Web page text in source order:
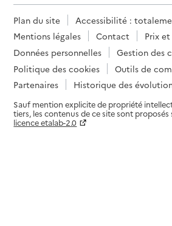
Plan du site
Accessibilité :
Mentions légales
Contact
Prix
Données personnelles
Gestion des
Politique des cookies
Outils de
Partenaires
Historique des
Sauf mention explicite de propriété
tiers, les contenus de ce site sont proposés
licence etalab-2.0